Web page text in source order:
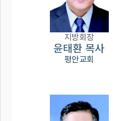
지방회장
윤태환 목사
평안교회